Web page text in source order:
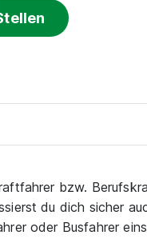
bzw.
du dich sicher
oder Busfahrer